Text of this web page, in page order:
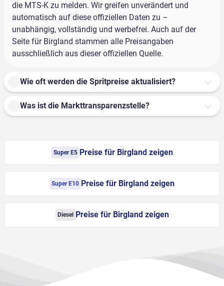
die MTS-K zu melden. Wir greifen unverändert und
automatisch auf diese offiziellen Daten zu –
unabhängig, vollständig und werbefrei. Auch auf der
Seite für Birgland stammen alle Preisangaben
ausschließlich aus dieser offiziellen Quelle.
Wie oft werden die Spritpreise aktualisiert?
Was ist die Markttransparenzstelle?
Super E5 Preise für Birgland zeigen
Super E10 Preise für Birgland zeigen
Diesel Preise für Birgland zeigen